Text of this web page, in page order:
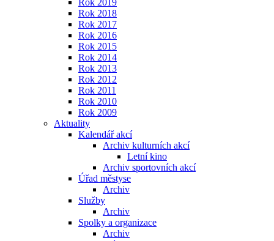
Rok 2019
Rok 2018
Rok 2017
Rok 2016
Rok 2015
Rok 2014
Rok 2013
Rok 2012
Rok 2011
Rok 2010
Rok 2009
Aktuality
Kalendář akcí
Archiv kulturních akcí
Letní kino
Archiv sportovních akcí
Úřad městyse
Archiv
Služby
Archiv
Spolky a organizace
Archiv